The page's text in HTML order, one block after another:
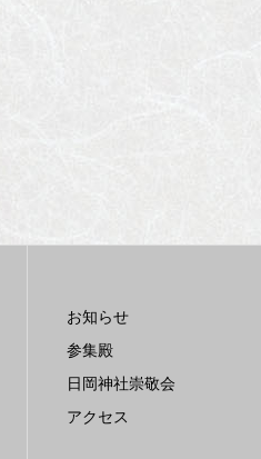
お知らせ
参集殿
日岡神社崇敬会
アクセス